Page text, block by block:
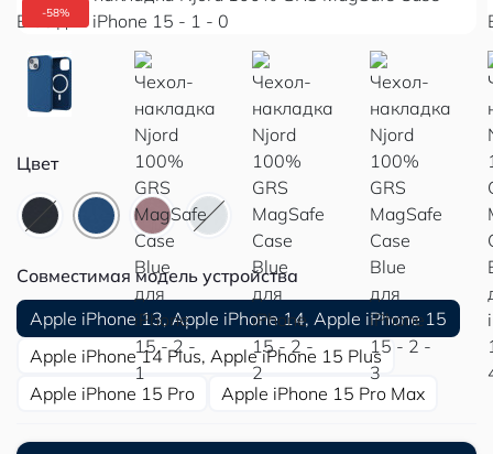
-58%
Цвет
Совместимая модель устройства
Apple iPhone 13, Apple iPhone 14, Apple iPhone 15
Apple iPhone 14 Plus, Apple iPhone 15 Plus
Apple iPhone 15 Pro
Apple iPhone 15 Pro Max